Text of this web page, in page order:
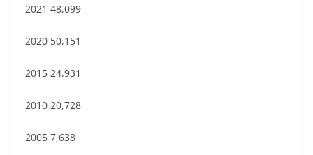
2021 48,099
2020 50,151
2015 24,931
2010 20,728
2005 7,638